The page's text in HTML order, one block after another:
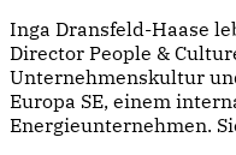
Inga Dransfeld-Haase
Director People &
Unternehmenskultur
Europa SE, einem
Energieunternehmen.